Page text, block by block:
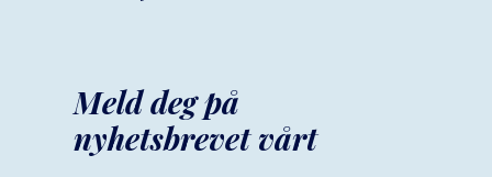
Meld deg på
nyhetsbrevet vårt